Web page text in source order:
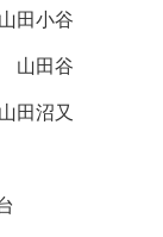
山田小谷
山田谷
山田沼又